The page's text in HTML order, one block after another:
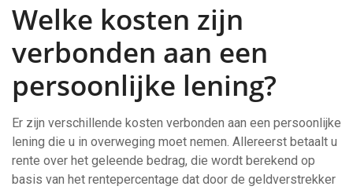
Welke kosten zijn
verbonden aan een
persoonlijke lening?
Er zijn verschillende kosten verbonden aan een persoonlijke
lening die u in overweging moet nemen. Allereerst betaalt u
rente over het geleende bedrag, die wordt berekend op
basis van het rentepercentage dat door de geldverstrekker